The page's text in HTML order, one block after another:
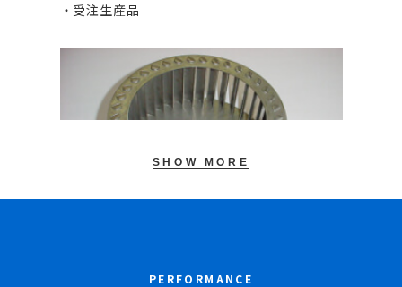
・受注生産品
SHOW MORE
PERFORMANCE